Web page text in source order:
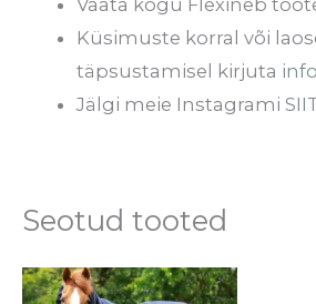
Vaata kogu Flexineb
Küsimuste korral või
täpsustamisel kirjuta
Jälgi meie Instagrami
Seotud tooted
Sellel